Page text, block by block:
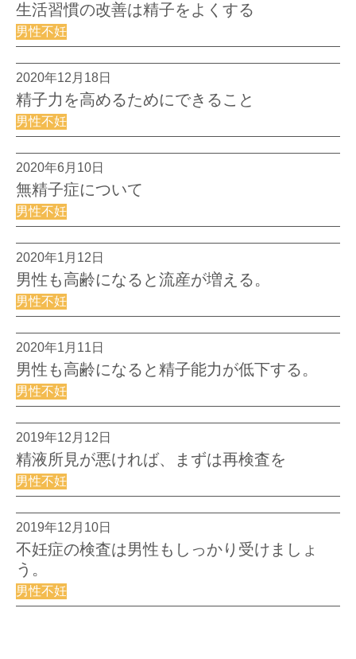
生活習慣の改善は精子をよくする
男性不妊
2020年12月18日
精子力を高めるためにできること
男性不妊
2020年6月10日
無精子症について
男性不妊
2020年1月12日
男性も高齢になると流産が増える。
男性不妊
2020年1月11日
男性も高齢になると精子能力が低下する。
男性不妊
2019年12月12日
精液所見が悪ければ、まずは再検査を
男性不妊
2019年12月10日
不妊症の検査は男性もしっかり受けましょ
う。
男性不妊